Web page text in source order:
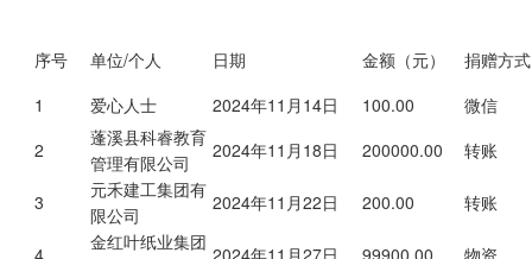
序号 单位/个人 日期 金额（元）
捐赠方式
1
爱心人士 2024年11月14日 100.00
微信
2
蓬溪县科睿教育
管理有限公司
2024年11月18日 200000.00 转账
3
元禾建工集团有
限公司
2024年11月22日 200.00 转账
4
金红叶纸业集团
2024年11月27日 99900.00
物资